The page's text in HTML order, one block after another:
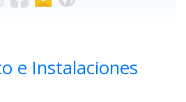
e Instalaciones